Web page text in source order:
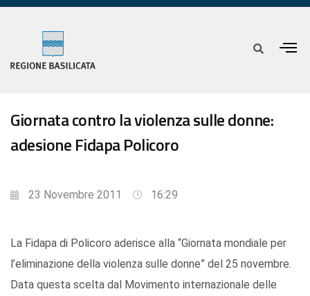
Giornata contro la violenza sulle donne:
adesione Fidapa Policoro
23 Novembre 2011 16:29
La Fidapa di Policoro aderisce alla “Giornata mondiale per
l’eliminazione della violenza sulle donne” del 25 novembre.
Data questa scelta dal Movimento internazionale delle